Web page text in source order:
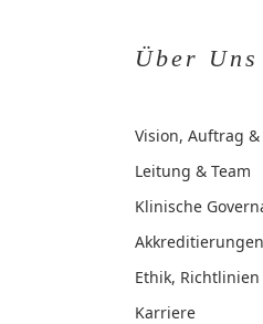
Über Uns
Vision, Auftrag
Leitung & Team
Klinische
Ethik,
Karriere